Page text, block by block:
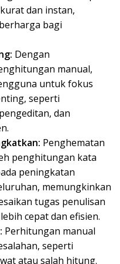
dan instan,
bagi
Dengan
manual,
untuk fokus
seperti
dan
Penghematan
penghitungan kata
peningkatan
memungkinkan
tugas penulisan
cepat dan efisien.
Perhitungan manual
seperti
atau salah hitung.